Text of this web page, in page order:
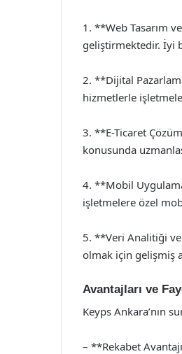
1. **Web Tasarım
geliştirmektedir. İyi
2. **Dijital
hizmetlerle
3. **E-Ticaret
konusunda
4. **Mobil
işletmelere özel
5. **Veri Analitiği
olmak için gelişmiş
Avantajları ve
Keyps Ankara’nın
– **Rekabet